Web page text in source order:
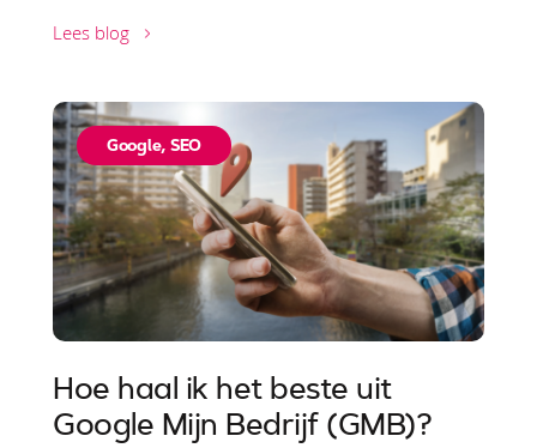
Lees blog
Hoe haal ik het beste uit
Google Mijn Bedrijf (GMB)?
Google, SEO